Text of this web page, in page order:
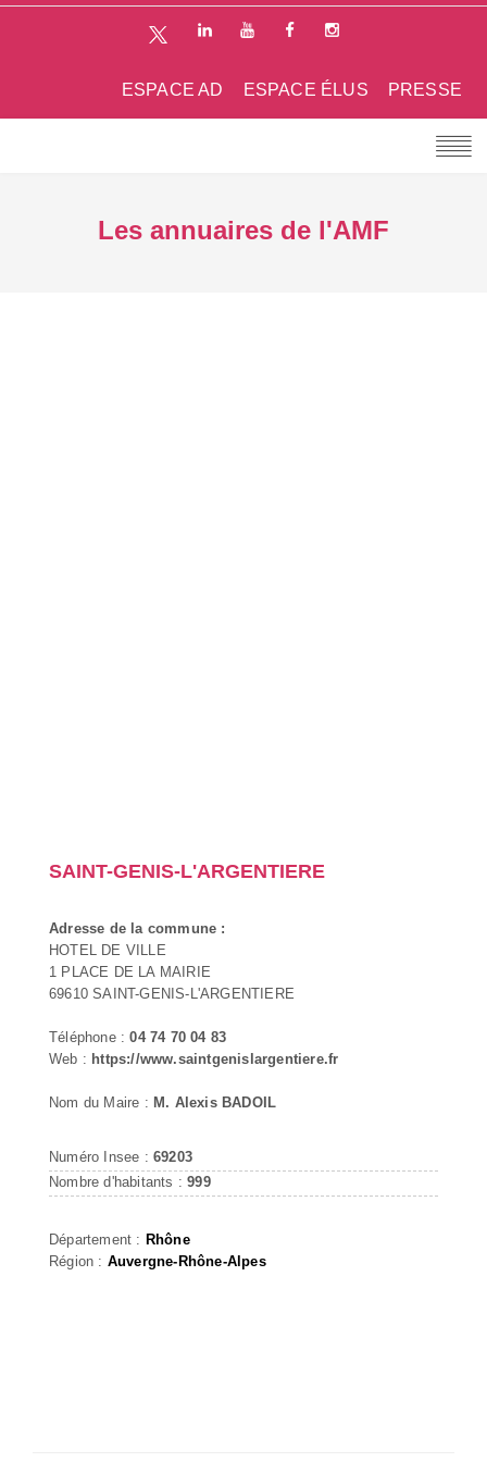
PRESSE
ESPACE ÉLUS
ESPACE AD
Les annuaires de l'AMF
SAINT-GENIS-L'ARGENTIERE
Adresse de la commune :
HOTEL DE VILLE
1 PLACE DE LA MAIRIE
69610 SAINT-GENIS-L'ARGENTIERE
Téléphone :04 74 70 04 83
Web : https://www.saintgenislargentiere.fr
Nom du Maire : M. Alexis BADOIL
Numéro Insee : 69203
Nombre d'habitants :999
Département : Rhône
Région : Auvergne-Rhône-Alpes